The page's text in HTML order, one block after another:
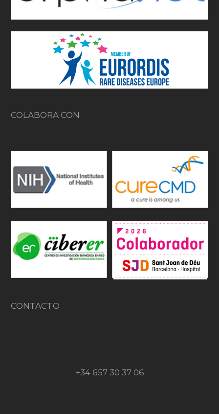
COLABORA CON
CONTACTO
+34 657 30 37 06